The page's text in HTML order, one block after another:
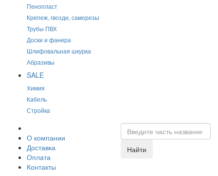
Пенопласт
Крепеж, гвозди, саморезы
Трубы ПВХ
Доски и фанера
Шлифовальная шкурка
Абразивы
SALE
Химия
Кабель
Стройка
О компании
Доставка
Оплата
Контакты
Найти